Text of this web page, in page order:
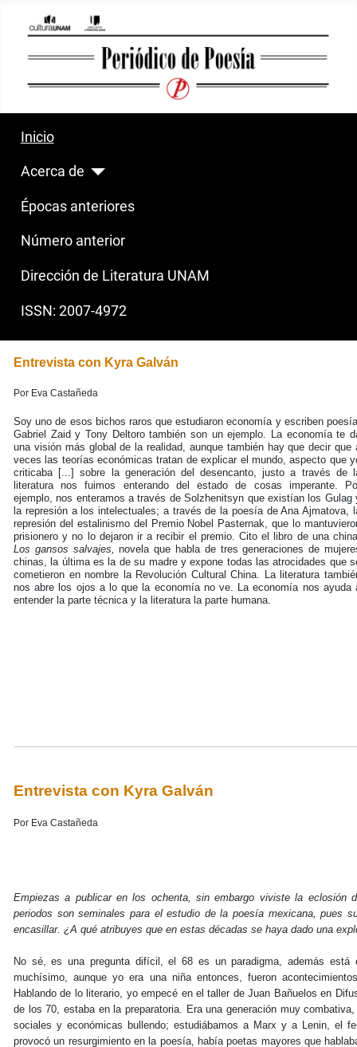
Inicio
Acerca de
Épocas anteriores
Número anterior
Dirección de Literatura UNAM
ISSN: 2007-4972
Entrevista con Kyra Galván
Por Eva Castañeda
Soy uno de esos bichos raros que estudiaron economía y escriben
Gabriel Zaid y Tony Deltoro también son un ejemplo. La economía te
una visión más global de la realidad, aunque también hay que decir que
veces las teorías económicas tratan de explicar el mundo, aspecto que
criticaba [...] sobre la generación del desencanto, justo a través de
literatura nos fuimos enterando del estado de cosas imperante.
ejemplo, nos enteramos a través de Solzhenitsyn que existían los Gulag
la represión a los intelectuales; a través de la poesía de Ana Ajmatova,
represión del estalinismo del Premio Nobel Pasternak, que lo
prisionero y no lo dejaron ir a recibir el premio. Cito el libro de una
Los gansos salvajes, novela que habla de tres generaciones de
chinas, la última es la de su madre y expone todas las atrocidades que
cometieron en nombre la Revolución Cultural China. La literatura
nos abre los ojos a lo que la economía no ve. La economía nos ayuda
entender la parte técnica y la literatura la parte humana.
Entrevista con Kyra Galván
Por Eva Castañeda
Empiezas a publicar en los ochenta, sin embargo viviste la eclosión
periodos son seminales para el estudio de la poesía mexicana, pues
encasillar. ¿A qué atribuyes que en estas décadas se haya dado una
No sé, es una pregunta difícil, el 68 es un paradigma, además
muchísimo, aunque yo era una niña entonces, fueron
Hablando de lo literario, yo empecé en el taller de Juan Bañuelos en
de los 70, estaba en la preparatoria. Era una generación muy
sociales y económicas bullendo; estudiábamos a Marx y a Lenin, el
provocó un resurgimiento en la poesía, había poetas mayores que